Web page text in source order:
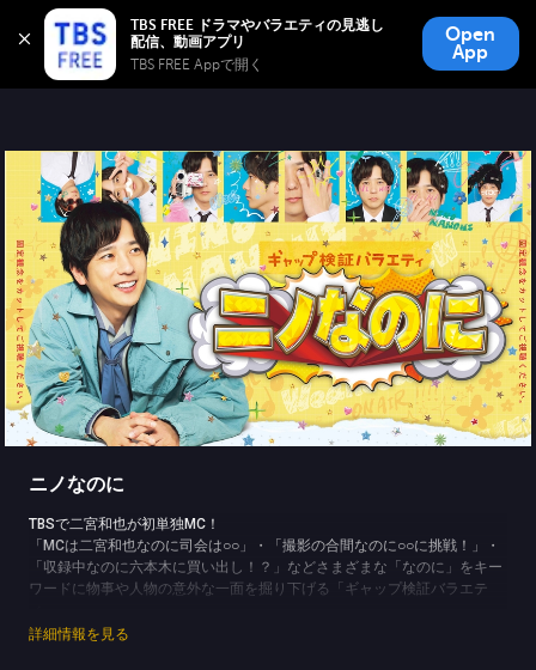
TBS FREE ドラマやバラエティの見逃し
TBS FREE Appで開く
Open
App
TBS FREE
無料見逃し配信
ニノなのに
TBSで二宮和也が初単独MC！
「MCは二宮和也なのに司会は○○」・「撮影の合間なのに○○に挑戦！」・
「収録中なのに六本木に買い出し！？」などさまざまな「なのに」をキー
ワードに物事や人物の意外な一面を掘り下げる「ギャップ検証バラエテ
(C)極東電視台/TBS
詳細情報を見る